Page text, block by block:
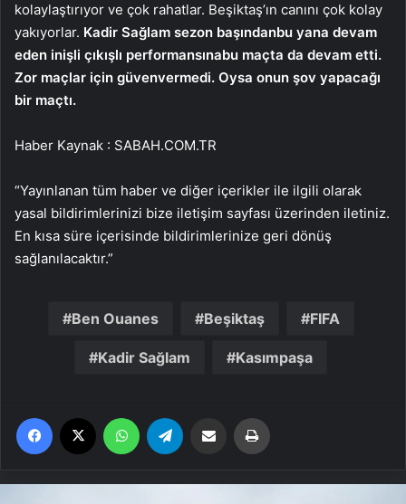
kolaylaştırıyor ve çok rahatlar. Beşiktaş’ın canını çok kolay
yakıyorlar. Kadir Sağlam sezon başındanbu yana devam
eden inişli çıkışlı performansınabu maçta da devam etti.
Zor maçlar için güvenvermedi. Oysa onun şov yapacağı
bir maçtı.
Haber Kaynak : SABAH.COM.TR
“Yayınlanan tüm haber ve diğer içerikler ile ilgili olarak
yasal bildirimlerinizi bize iletişim sayfası üzerinden iletiniz.
En kısa süre içerisinde bildirimlerinize geri dönüş
sağlanılacaktır.”
Ben Ouanes Beşiktaş FIFA
Kadir Sağlam Kasımpaşa
Facebook WhatsApp Email'den paylaş